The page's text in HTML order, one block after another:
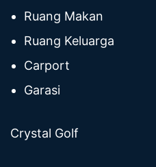
Ruang Makan
Ruang Keluarga
Carport
Garasi
Crystal Golf